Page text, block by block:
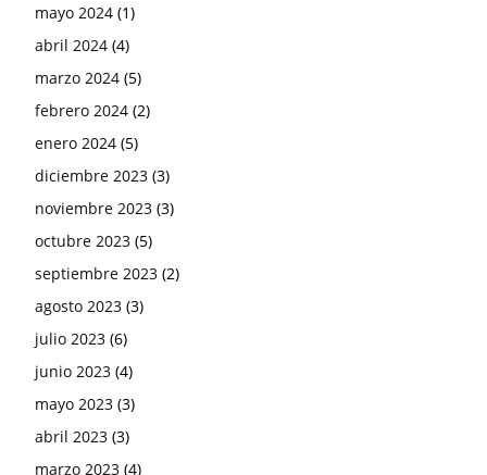
mayo 2024 (1)
abril 2024 (4)
marzo 2024 (5)
febrero 2024 (2)
enero 2024 (5)
diciembre 2023 (3)
noviembre 2023 (3)
octubre 2023 (5)
septiembre 2023 (2)
agosto 2023 (3)
julio 2023 (6)
junio 2023 (4)
mayo 2023 (3)
abril 2023 (3)
marzo 2023 (4)